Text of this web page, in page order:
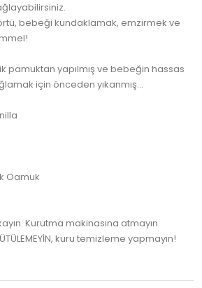
bebeği kundaklamak, emzirmek ve
pamuktan yapılmış ve bebeğin hassas
için önceden yıkanmış...
Oamuk
Kurutma makinasına atmayın.
kuru temizleme yapmayın!